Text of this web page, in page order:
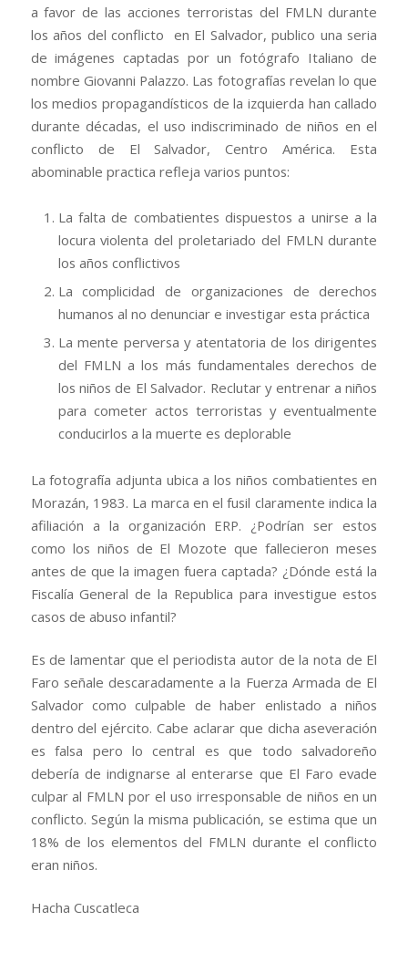
a favor de las acciones terroristas del FMLN durante
los años del conflicto en El Salvador, publico una seria
de imágenes captadas por un fotógrafo Italiano de
nombre Giovanni Palazzo. Las fotografías revelan lo que
los medios propagandísticos de la izquierda han callado
durante décadas, el uso indiscriminado de niños en el
conflicto de El Salvador, Centro América. Esta
abominable practica refleja varios puntos:
La falta de combatientes dispuestos a unirse a la
locura violenta del proletariado del FMLN durante
los años conflictivos
La complicidad de organizaciones de derechos
humanos al no denunciar e investigar esta práctica
La mente perversa y atentatoria de los dirigentes
del FMLN a los más fundamentales derechos de
los niños de El Salvador. Reclutar y entrenar a niños
para cometer actos terroristas y eventualmente
conducirlos a la muerte es deplorable
La fotografía adjunta ubica a los niños combatientes en
Morazán, 1983. La marca en el fusil claramente indica la
afiliación a la organización ERP. ¿Podrían ser estos
como los niños de El Mozote que fallecieron meses
antes de que la imagen fuera captada? ¿Dónde está la
Fiscalía General de la Republica para investigue estos
casos de abuso infantil?
Es de lamentar que el periodista autor de la nota de El
Faro señale descaradamente a la Fuerza Armada de El
Salvador como culpable de haber enlistado a niños
dentro del ejército. Cabe aclarar que dicha aseveración
es falsa pero lo central es que todo salvadoreño
debería de indignarse al enterarse que El Faro evade
culpar al FMLN por el uso irresponsable de niños en un
conflicto. Según la misma publicación, se estima que un
18% de los elementos del FMLN durante el conflicto
eran niños.
Hacha Cuscatleca